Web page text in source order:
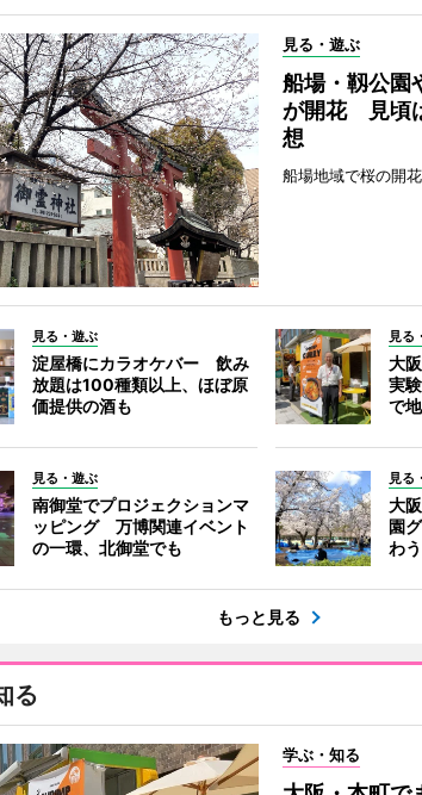
見る・遊ぶ
船場・靱公園
が開花 見頃
想
船場地域で桜の開花
見る・遊ぶ
淀屋橋にカラオケバー 飲み
放題は100種類以上、ほぼ原
価提供の酒も
見る
大
実
で
見る・遊ぶ
南御堂でプロジェクションマ
ッピング 万博関連イベント
の一環、北御堂でも
見る
大
園
わう
もっと見る
る
学ぶ・知る